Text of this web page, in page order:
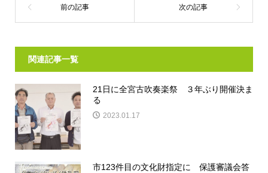
関連記事一覧
21日に全宮古吹奏楽祭 ３年ぶり開催決ま
る
2023.01.17
市123件目の文化財指定に 保護審議会答